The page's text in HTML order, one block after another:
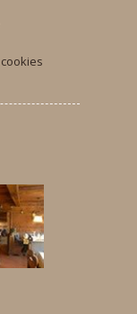
cookies